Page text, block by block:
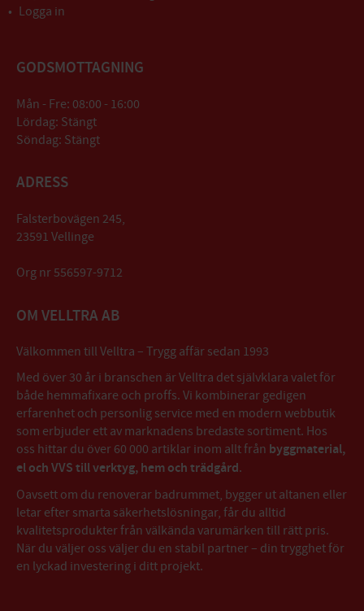
Logga in
GODSMOTTAGNING
Mån - Fre: 08:00 - 16:00
Lördag: Stängt
Söndag: Stängt
ADRESS
Falsterbovägen 245,
23591 Vellinge
Org nr 556597-9712
OM VELLTRA AB
Välkommen till Velltra – Trygg affär sedan 1993
Med över 30 år i branschen är Velltra det självklara valet för
både hemmafixare och proffs. Vi kombinerar gedigen
erfarenhet och personlig service med en modern webbutik
som erbjuder ett av marknadens bredaste sortiment. Hos
oss hittar du över 60 000 artiklar inom allt från byggmaterial,
el och VVS till verktyg, hem och trädgård.
Oavsett om du renoverar badrummet, bygger ut altanen eller
letar efter smarta säkerhetslösningar, får du alltid
kvalitetsprodukter från välkända varumärken till rätt pris.
När du väljer oss väljer du en stabil partner – din trygghet för
en lyckad investering i ditt projekt.